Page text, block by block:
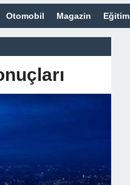
Otomobil Magazin Eğitim